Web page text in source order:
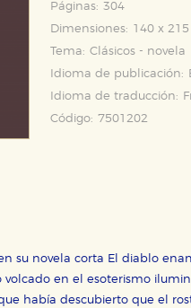
Páginas: 304
Dimensiones: 140 x
Tema: Clásicos - novela
Idioma de publicación:
Idioma de traducción:
Código: 7501202
su novela corta El diablo
en el esoterismo
había descubierto que el
que nuestro sitio web
mejorar su experiencia de
sociales
nuestros socios
información